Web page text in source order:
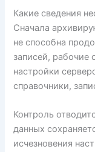
Какие сведения
Сначала
не способна
записей, рабочие
настройки
справочники,
Контроль
данных
исчезновения